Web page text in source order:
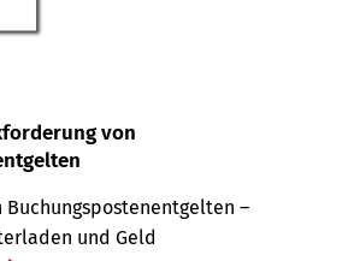
von
Buchungspostenentgelten –
und Geld